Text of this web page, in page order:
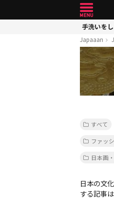
手洗いを
Japaaan
すべて
ファッ
日本画
日本の文
する記事